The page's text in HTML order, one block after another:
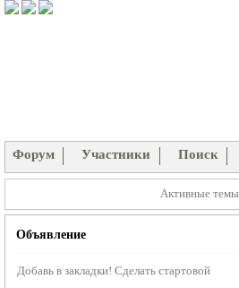
Форум Участники Поиск
Активные темы
Объявление
Добавь в закладки! Сделать стартовой